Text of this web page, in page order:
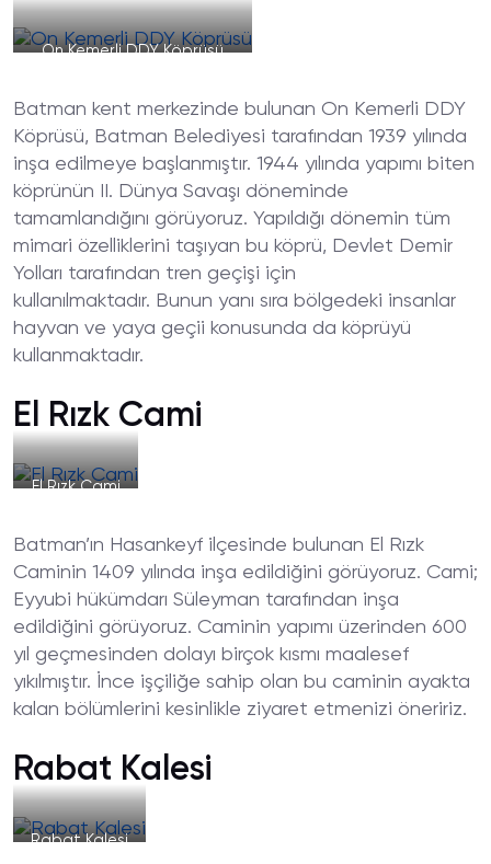
On Kemerli DDY Köprüsü
Batman kent merkezinde bulunan On Kemerli DDY
Köprüsü, Batman Belediyesi tarafından 1939 yılında
inşa edilmeye başlanmıştır. 1944 yılında yapımı biten
köprünün II. Dünya Savaşı döneminde
tamamlandığını görüyoruz. Yapıldığı dönemin tüm
mimari özelliklerini taşıyan bu köprü, Devlet Demir
Yolları tarafından tren geçişi için
kullanılmaktadır. Bunun yanı sıra bölgedeki insanlar
hayvan ve yaya geçii konusunda da köprüyü
kullanmaktadır.
El Rızk Cami
El Rızk Cami
Batman’ın Hasankeyf ilçesinde bulunan El Rızk
Caminin 1409 yılında inşa edildiğini görüyoruz. Cami;
Eyyubi hükümdarı Süleyman tarafından inşa
edildiğini görüyoruz. Caminin yapımı üzerinden 600
yıl geçmesinden dolayı birçok kısmı maalesef
yıkılmıştır. İnce işçiliğe sahip olan bu caminin ayakta
kalan bölümlerini kesinlikle ziyaret etmenizi öneririz.
Rabat Kalesi
Rabat Kalesi